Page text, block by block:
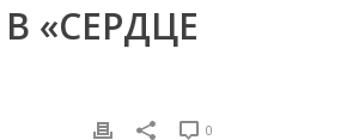
«СЕРДЦЕ
0